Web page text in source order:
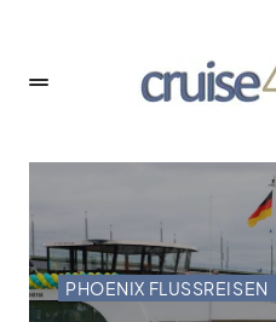
PHOENIX FLUSSREISEN